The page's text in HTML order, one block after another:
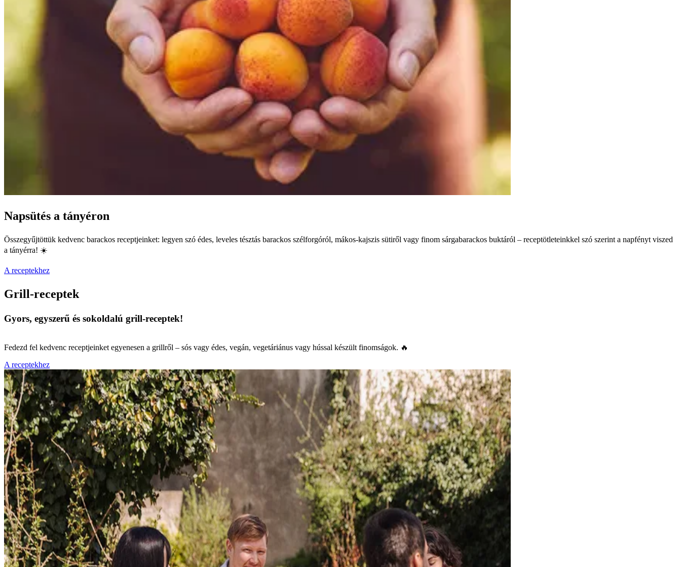
Napsütés a tányéron
Összegyűjtöttük kedvenc barackos receptjeinket: legyen szó édes, leveles tésztás barackos szélforgóról, mákos-kajszis sütiről vagy finom sárgabarackos buktáról – receptötleteinkkel szó szerint a napfényt viszed
a tányérra! ☀️
A receptekhez
Grill-receptek
Gyors, egyszerű és sokoldalú grill-receptek!
Fedezd fel kedvenc receptjeinket egyenesen a grillről – sós vagy édes, vegán, vegetáriánus vagy hússal készült finomságok. 🔥
A receptekhez